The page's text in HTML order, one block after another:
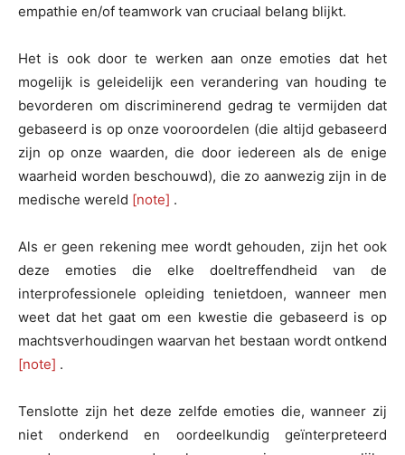
empathie en/of teamwork van cruciaal belang blijkt.
Het is ook door te werken aan onze emoties dat het
mogelijk is geleidelijk een verandering van houding te
bevorderen om discriminerend gedrag te vermijden dat
gebaseerd is op onze vooroordelen (die altijd gebaseerd
zijn op onze waarden, die door iedereen als de enige
waarheid worden beschouwd), die zo aanwezig zijn in de
medische wereld [note] .
Als er geen rekening mee wordt gehouden, zijn het ook
deze emoties die elke doeltreffendheid van de
interprofessionele opleiding tenietdoen, wanneer men
weet dat het gaat om een kwestie die gebaseerd is op
machtsverhoudingen waarvan het bestaan wordt ontkend
[note] .
Tenslotte zijn het deze zelfde emoties die, wanneer zij
niet onderkend en oordeelkundig geïnterpreteerd